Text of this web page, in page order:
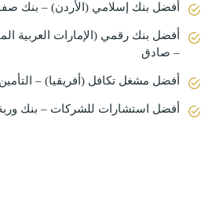
أفضل بنك إسلامي (الأردن) – بنك
أفضل بنك رقمي (الإمارات العربية
– صادق
أفضل مشغل تكافل (أفريقيا) –
أفضل استشارات للشركات – بنك